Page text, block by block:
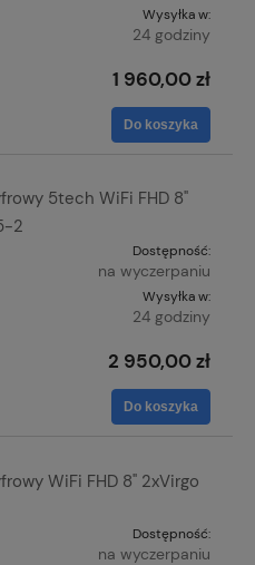
Wysyłka w:
24 godziny
1 960,00 zł
Do koszyka
5tech WiFi FHD 8"
2
Dostępność:
na wyczerpaniu
Wysyłka w:
24 godziny
2 950,00 zł
Do koszyka
WiFi FHD 8" 2xVirgo
Dostępność:
na wyczerpaniu